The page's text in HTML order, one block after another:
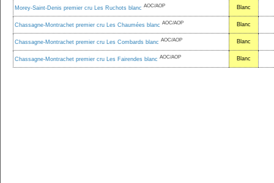
Morey-Saint-Denis premier cru Les Ruchots blanc AOC/AOP Blanc
Chassagne-Montrachet premier cru Les Chaumées blanc AOC/AOP Blanc
Chassagne-Montrachet premier cru Les Combards blanc AOC/AOP Blanc
Chassagne-Montrachet premier cru Les Fairendes blanc AOC/AOP Blanc